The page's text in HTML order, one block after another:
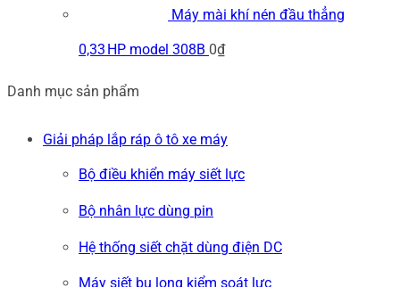
Máy mài khí nén đầu thẳng
0,33 HP model 308B 0₫
Danh mục sản phẩm
Giải pháp lắp ráp ô tô xe máy
Bộ điều khiển máy siết lực
Bộ nhân lực dùng pin
Hệ thống siết chặt dùng điện DC
Máy siết bu long kiểm soát lực